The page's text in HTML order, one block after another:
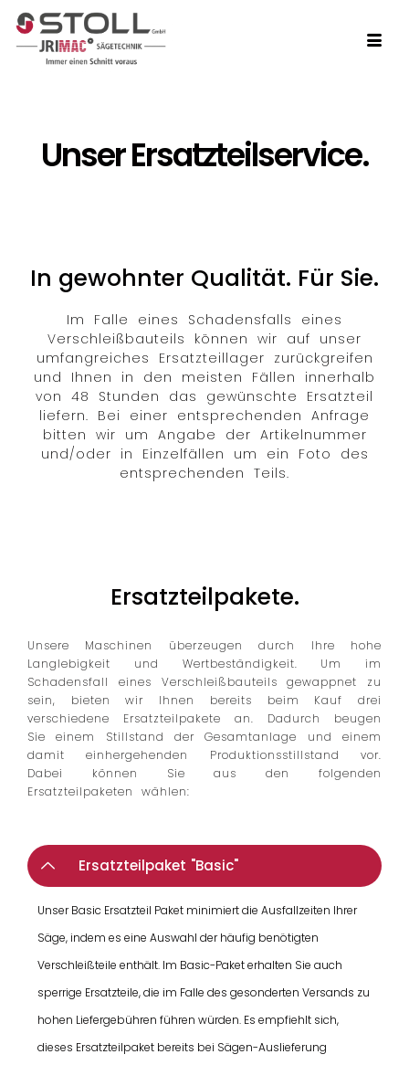
Unser Ersatzteilservice.
In gewohnter Qualität. Für Sie.
Im Falle eines Schadensfalls eines
Verschleißbauteils können wir auf unser
umfangreiches Ersatzteillager zurückgreifen
und Ihnen in den meisten Fällen innerhalb
von 48 Stunden das gewünschte Ersatzteil
liefern. Bei einer entsprechenden Anfrage
bitten wir um Angabe der Artikelnummer
und/oder in Einzelfällen um ein Foto des
entsprechenden Teils.
Ersatzteilpakete.
Unsere Maschinen überzeugen durch Ihre hohe
Langlebigkeit und Wertbeständigkeit. Um im
Schadensfall eines Verschleißbauteils gewappnet zu
sein, bieten wir Ihnen bereits beim Kauf drei
verschiedene Ersatzteilpakete an. Dadurch beugen
Sie einem Stillstand der Gesamtanlage und einem
damit einhergehenden Produktionsstillstand vor.
Dabei können Sie aus den folgenden
Ersatzteilpaketen wählen:
Ersatzteilpaket "Basic"
Unser Basic Ersatzteil Paket minimiert die Ausfallzeiten Ihrer
Säge, indem es eine Auswahl der häufig benötigten
Verschleißteile enthält. Im Basic-Paket erhalten Sie auch
sperrige Ersatzteile, die im Falle des gesonderten Versands zu
hohen Liefergebühren führen würden. Es empfiehlt sich,
dieses Ersatzteilpaket bereits bei Sägen-Auslieferung